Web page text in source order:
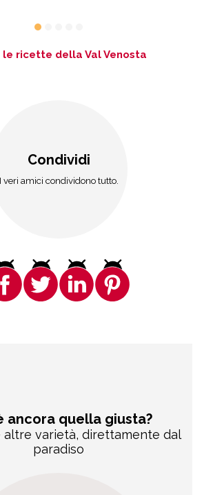
ricette della Val Venosta
Condividi
I veri amici condividono tutto.
ancora quella giusta?
altre varietà, direttamente dal
paradiso